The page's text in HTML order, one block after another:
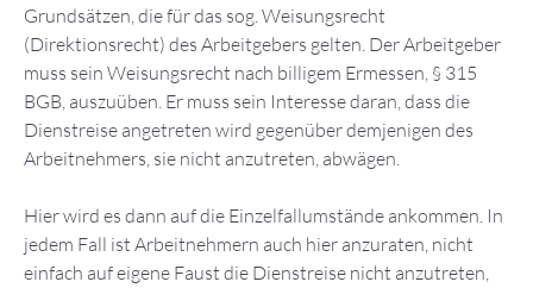
Grundsätzen, die für das sog. Weisungsrecht
(Direktionsrecht) des Arbeitgebers gelten. Der Arbeitgeber
muss sein Weisungsrecht nach billigem Ermessen, § 315
BGB, auszuüben. Er muss sein Interesse daran, dass die
Dienstreise angetreten wird gegenüber demjenigen des
Arbeitnehmers, sie nicht anzutreten, abwägen.
Hier wird es dann auf die Einzelfallumstände ankommen. In
jedem Fall ist Arbeitnehmern auch hier anzuraten, nicht
einfach auf eigene Faust die Dienstreise nicht anzutreten,